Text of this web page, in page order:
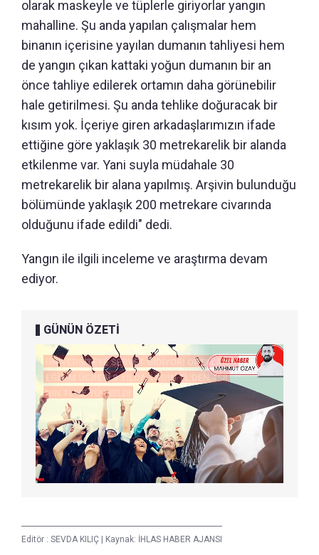
olarak maskeyle ve tüplerle giriyorlar yangın
mahalline. Şu anda yapılan çalışmalar hem
binanın içerisine yayılan dumanın tahliyesi hem
de yangın çıkan kattaki yoğun dumanın bir an
önce tahliye edilerek ortamın daha görünebilir
hale getirilmesi. Şu anda tehlike doğuracak bir
kısım yok. İçeriye giren arkadaşlarımızın ifade
ettiğine göre yaklaşık 30 metrekarelik bir alanda
etkilenme var. Yani suyla müdahale 30
metrekarelik bir alana yapılmış. Arşivin bulunduğu
bölümünde yaklaşık 200 metrekare civarında
olduğunu ifade edildi" dedi.
Yangın ile ilgili inceleme ve araştırma devam
ediyor.
GÜNÜN ÖZETİ
Editör : SEVDA KILIÇ Kaynak: İHLAS HABER AJANSI